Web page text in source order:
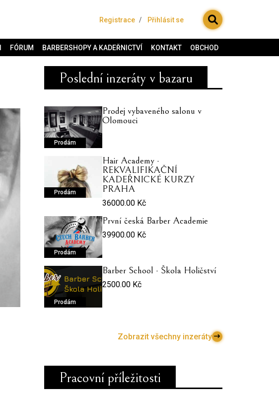
Registrace Přihlásit se
FÓRUM BARBERSHOPY A KADEŘNICTVÍ KONTAKT OBCHOD
Poslední inzeráty v bazaru
Prodám
Prodej vybaveného salonu v
Olomouci
Prodám
Hair Academy -
REKVALIFIKAČNÍ
KADEŘNICKÉ KURZY
PRAHA
36000.00 Kč
Prodám
První česká Barber Academie
39900.00 Kč
Prodám
Barber School - Škola Holičství
2500.00 Kč
Zobrazit všechny inzeráty
Pracovní příležitosti